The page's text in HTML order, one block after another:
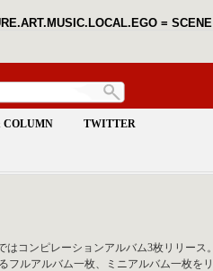
= SCENE
COLUMN TWITTER
コンピレーションアルバム3枚リリース。
フルアルバム一枚、ミニアルバム一枚をリ